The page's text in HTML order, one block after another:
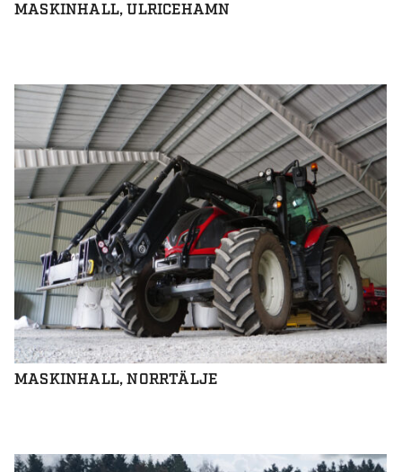
MASKINHALL, ULRICEHAMN
MASKINHALL, NORRTÄLJE